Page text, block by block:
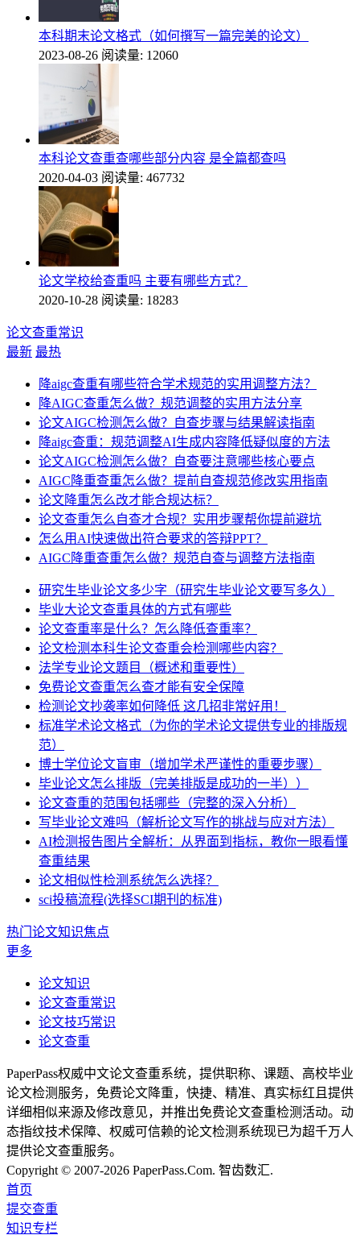
本科期末论文格式（如何撰写一篇完美的论文）
2023-08-26 阅读量: 12060
本科论文查重查哪些部分内容 是全篇都查吗
2020-04-03 阅读量: 467732
论文学校给查重吗 主要有哪些方式？
2020-10-28 阅读量: 18283
论文查重常识
最新 最热
降aigc查重有哪些符合学术规范的实用调整方法？
降AIGC查重怎么做？规范调整的实用方法分享
论文AIGC检测怎么做？自查步骤与结果解读指南
降aigc查重：规范调整AI生成内容降低疑似度的方法
论文AIGC检测怎么做？自查要注意哪些核心要点
AIGC降重查重怎么做？提前自查规范修改实用指南
论文降重怎么改才能合规达标？
论文查重怎么自查才合规？实用步骤帮你提前避坑
怎么用AI快速做出符合要求的答辩PPT？
AIGC降重查重怎么做？规范自查与调整方法指南
研究生毕业论文多少字（研究生毕业论文要写多久）
毕业大论文查重具体的方式有哪些
论文查重率是什么？怎么降低查重率？
论文检测本科生论文查重会检测哪些内容？
法学专业论文题目（概述和重要性）
免费论文查重怎么查才能有安全保障
检测论文抄袭率如何降低 这几招非常好用！
标准学术论文格式（为你的学术论文提供专业的排版规
范）
博士学位论文盲审（增加学术严谨性的重要步骤）
毕业论文怎么排版（完美排版是成功的一半））
论文查重的范围包括哪些（完整的深入分析）
写毕业论文难吗（解析论文写作的挑战与应对方法）
AI检测报告图片全解析：从界面到指标，教你一眼看懂
查重结果
论文相似性检测系统怎么选择？
sci投稿流程(选择SCI期刊的标准)
热门论文知识焦点
更多
论文知识
论文查重常识
论文技巧常识
论文查重
PaperPass权威中文论文查重系统，提供职称、课题、高校毕业
论文检测服务，免费论文降重，快捷、精准、真实标红且提供
详细相似来源及修改意见，并推出免费论文查重检测活动。动
态指纹技术保障、权威可信赖的论文检测系统现已为超千万人
提供论文查重服务。
Copyright © 2007-2026 PaperPass.Com. 智齿数汇.
首页
提交查重
知识专栏